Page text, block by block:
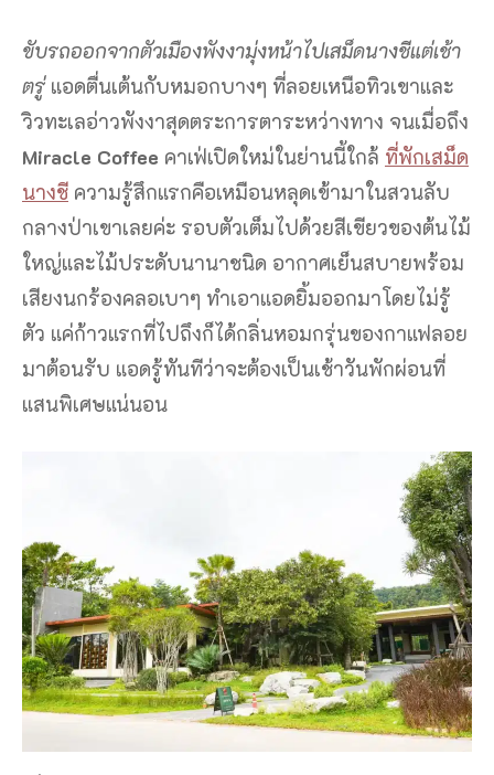
ขับรถออกจากตัวเมืองพังงามุ่งหน้าไปเสม็ดนางชีแต่เช้า
ตรู่แอดตื่นเต้นกับหมอกบางๆ ที่ลอยเหนือทิวเขาและ
วิวทะเลอ่าวพังงาสุดตระการตาระหว่างทาง จนเมื่อถึง
Miracle Coffee คาเฟ่เปิดใหม่ในย่านนี้ใกล้ ที่พักเสม็ด
นางชี ความรู้สึกแรกคือเหมือนหลุดเข้ามาในสวนลับ
กลางป่าเขาเลยค่ะ รอบตัวเต็มไปด้วยสีเขียวของต้นไม้
ใหญ่และไม้ประดับนานาชนิด อากาศเย็นสบายพร้อม
เสียงนกร้องคลอเบาๆ ทำเอาแอดยิ้มออกมาโดยไม่รู้
ตัว แค่ก้าวแรกที่ไปถึงก็ได้กลิ่นหอมกรุ่นของกาแฟลอย
มาต้อนรับ แอดรู้ทันทีว่าจะต้องเป็นเช้าวันพักผ่อนที่
แสนพิเศษแน่นอน